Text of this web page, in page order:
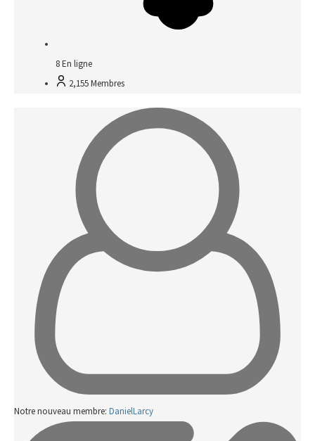
8En ligne
2,155Membres
Notre nouveau membre: DanielLarcy